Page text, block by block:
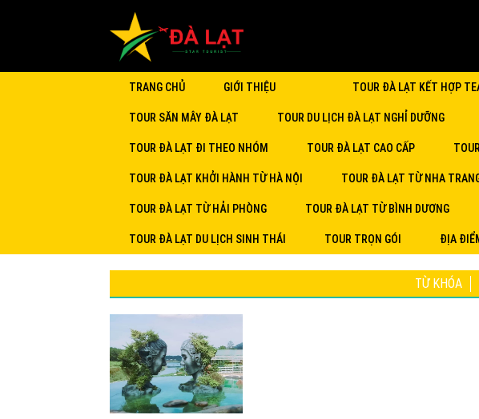
TRANG CHỦ GIỚI THIỆU TOUR ĐÀ LẠT KẾT HỢP
TOUR SĂN MÂY ĐÀ LẠT TOUR DU LỊCH ĐÀ LẠT NGHỈ DƯỠNG
TOUR ĐÀ LẠT ĐI THEO NHÓM TOUR ĐÀ LẠT CAO CẤP
TOUR ĐÀ LẠT KHỞI HÀNH TỪ HÀ NỘI TOUR ĐÀ LẠT TỪ NHA
TOUR ĐÀ LẠT TỪ HẢI PHÒNG TOUR ĐÀ LẠT TỪ BÌNH DƯƠNG
TOUR ĐÀ LẠT DU LỊCH SINH THÁI TOUR TRỌN GÓI ĐỊA
TỪ KHÓA